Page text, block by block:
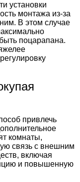
установки
монтажа из-за
В этом случае
поцарапана.
привлечь
комнаты,
связь с внешним
включая
и повышенную